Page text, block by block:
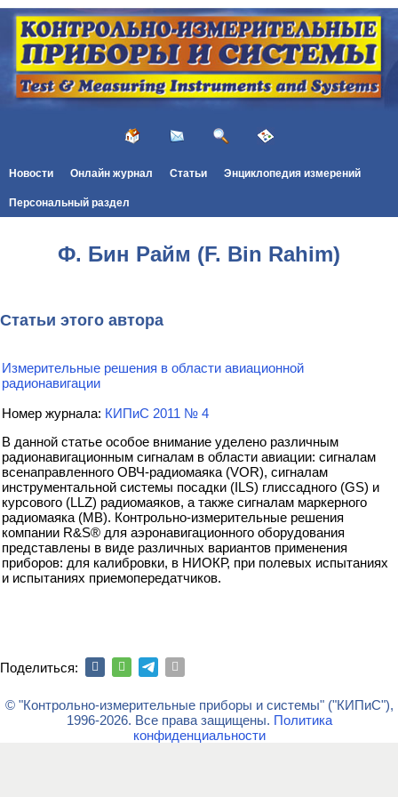
Новости Онлайн журнал Статьи Энциклопедия измерений
Персональный раздел
Ф. Бин Райм (F. Bin Rahim)
Статьи этого автора
Измерительные решения в области авиационной
радионавигации
Номер журнала: КИПиС 2011 № 4
В данной статье особое внимание уделено различным
радионавигационным сигналам в области авиации: сигналам
всенаправленного ОВЧ-радиомаяка (VOR), сигналам
инструментальной системы посадки (ILS) глиссадного (GS) и
курсового (LLZ) радиомаяков, а также сигналам маркерного
радиомаяка (MB). Контрольно-измерительные решения
компании R&S® для аэронавигационного оборудования
представлены в виде различных вариантов применения
приборов: для калибровки, в НИОКР, при полевых испытаниях
и испытаниях приемопередатчиков.
Поделиться:
© "Контрольно-измерительные приборы и системы" ("КИПиС"),
1996-2026. Все права защищены. Политика
конфиденциальности